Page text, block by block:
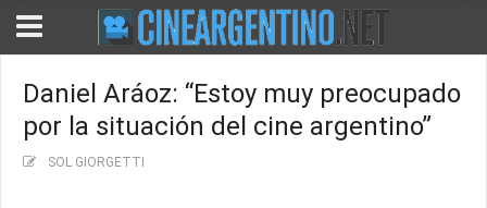
Daniel Aráoz: “Estoy muy preocupado
por la situación del cine argentino”
SOL GIORGETTI